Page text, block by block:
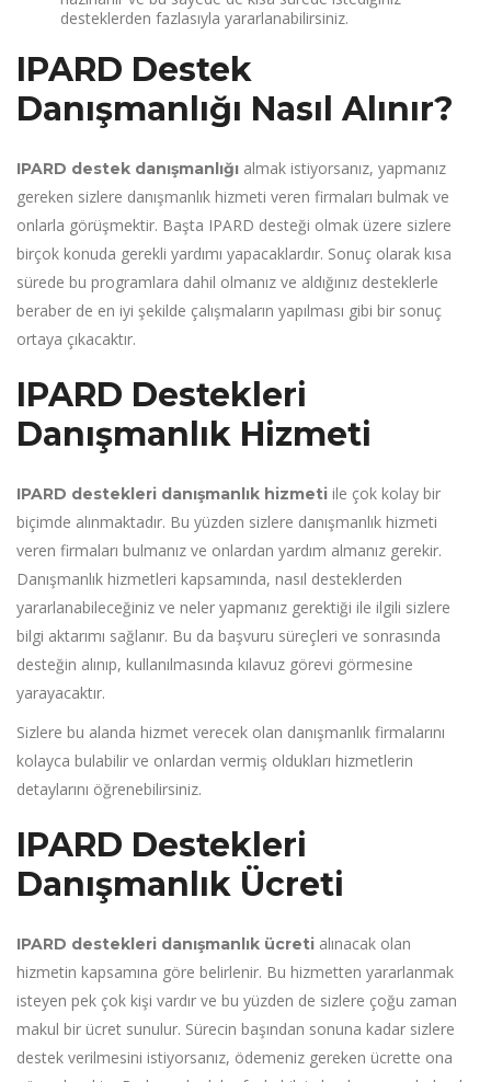
desteklerden fazlasıyla yararlanabilirsiniz.
IPARD Destek
Danışmanlığı Nasıl Alınır?
IPARD destek danışmanlığı almak istiyorsanız, yapmanız
gereken sizlere danışmanlık hizmeti veren firmaları bulmak ve
onlarla görüşmektir. Başta IPARD desteği olmak üzere sizlere
birçok konuda gerekli yardımı yapacaklardır. Sonuç olarak kısa
sürede bu programlara dahil olmanız ve aldığınız desteklerle
beraber de en iyi şekilde çalışmaların yapılması gibi bir sonuç
ortaya çıkacaktır.
IPARD Destekleri
Danışmanlık Hizmeti
IPARD destekleri danışmanlık hizmeti ile çok kolay bir
biçimde alınmaktadır. Bu yüzden sizlere danışmanlık hizmeti
veren firmaları bulmanız ve onlardan yardım almanız gerekir.
Danışmanlık hizmetleri kapsamında, nasıl desteklerden
yararlanabileceğiniz ve neler yapmanız gerektiği ile ilgili sizlere
bilgi aktarımı sağlanır. Bu da başvuru süreçleri ve sonrasında
desteğin alınıp, kullanılmasında kılavuz görevi görmesine
yarayacaktır.
Sizlere bu alanda hizmet verecek olan danışmanlık firmalarını
kolayca bulabilir ve onlardan vermiş oldukları hizmetlerin
detaylarını öğrenebilirsiniz.
IPARD Destekleri
Danışmanlık Ücreti
IPARD destekleri danışmanlık ücreti alınacak olan
hizmetin kapsamına göre belirlenir. Bu hizmetten yararlanmak
isteyen pek çok kişi vardır ve bu yüzden de sizlere çoğu zaman
makul bir ücret sunulur. Sürecin başından sonuna kadar sizlere
destek verilmesini istiyorsanız, ödemeniz gereken ücrette ona